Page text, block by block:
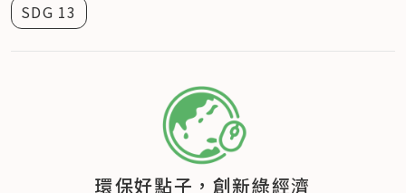
SDG 13
環保好點子，創新綠經濟